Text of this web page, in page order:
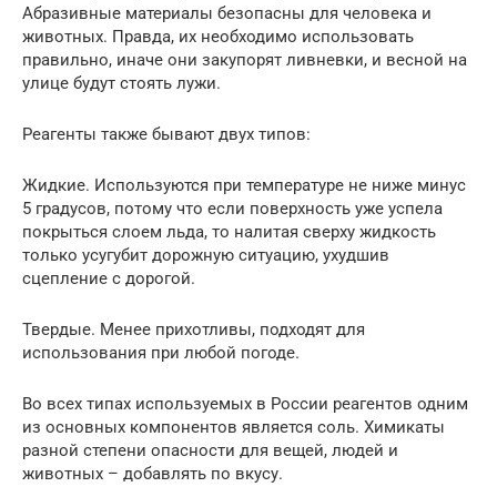
Абразивные материалы безопасны для человека и
животных. Правда, их необходимо использовать
правильно, иначе они закупорят ливневки, и весной на
улице будут стоять лужи.
Реагенты также бывают двух типов:
Жидкие. Используются при температуре не ниже минус
5 градусов, потому что если поверхность уже успела
покрыться слоем льда, то налитая сверху жидкость
только усугубит дорожную ситуацию, ухудшив
сцепление с дорогой.
Твердые. Менее прихотливы, подходят для
использования при любой погоде.
Во всех типах используемых в России реагентов одним
из основных компонентов является соль. Химикаты
разной степени опасности для вещей, людей и
животных – добавлять по вкусу.